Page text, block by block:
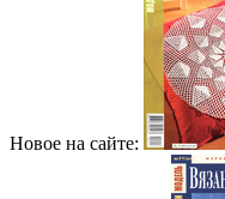
Новое на сайте: